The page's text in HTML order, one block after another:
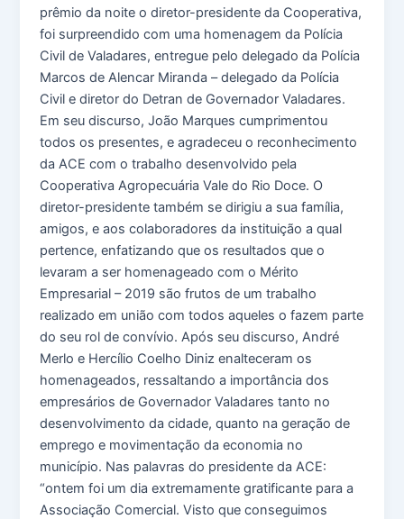
prêmio da noite o diretor-presidente da Cooperativa,
foi surpreendido com uma homenagem da Polícia
Civil de Valadares, entregue pelo delegado da Polícia
Marcos de Alencar Miranda – delegado da Polícia
Civil e diretor do Detran de Governador Valadares.
Em seu discurso, João Marques cumprimentou
todos os presentes, e agradeceu o reconhecimento
da ACE com o trabalho desenvolvido pela
Cooperativa Agropecuária Vale do Rio Doce. O
diretor-presidente também se dirigiu a sua família,
amigos, e aos colaboradores da instituição a qual
pertence, enfatizando que os resultados que o
levaram a ser homenageado com o Mérito
Empresarial – 2019 são frutos de um trabalho
realizado em união com todos aqueles o fazem parte
do seu rol de convívio. Após seu discurso, André
Merlo e Hercílio Coelho Diniz enalteceram os
homenageados, ressaltando a importância dos
empresários de Governador Valadares tanto no
desenvolvimento da cidade, quanto na geração de
emprego e movimentação da economia no
município. Nas palavras do presidente da ACE:
“ontem foi um dia extremamente gratificante para a
Associação Comercial. Visto que conseguimos